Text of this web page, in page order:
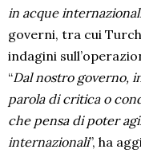
in acque
governi, tra cui
indagini
“Dal nostro governo,
parola di critica o
che pensa di poter
internazionali”, ha